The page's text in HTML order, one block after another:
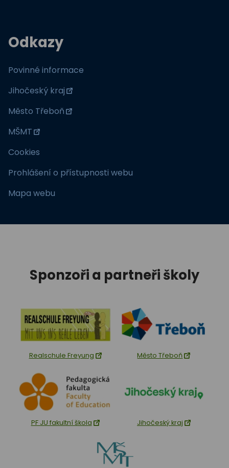
Odkazy
Povinné informace
Jihočeský kraj
Město Třeboň
MŠMT
Cookies
Prohlášení o přístupnosti webu
Mapa webu
Sponzoři a partneři školy
Realschule Freyung Město Třeboň
PF JU fakultní škola Jihočeský kraj